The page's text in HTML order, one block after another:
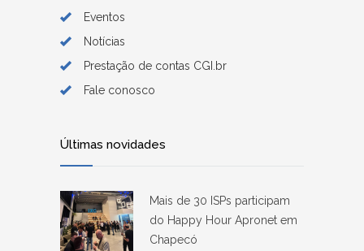
Eventos
Notícias
Prestação de contas CGI.br
Fale conosco
Últimas novidades
Mais de 30 ISPs participam
do Happy Hour Apronet em
Chapecó